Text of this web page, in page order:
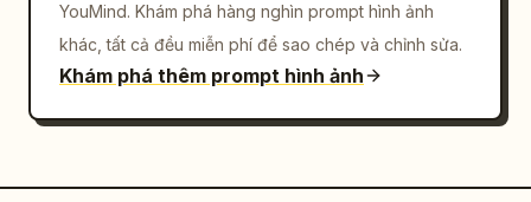
회색 글자의 대형 매장 로고를 배치하세요. 서비스
구역에는 흰색 타일로 된 앞 카운터 1개, 카운터 위
대형 은색 데스크톱 컴퓨터 1대, 크림색 셔츠와 베
이지색 앞치마를 착용한 직원 1명, 그리고 뒷벽에
Classic이라고 적힌 조명 메뉴판 4개가 있어야 합
YouMind. Khám phá hàng nghìn prompt hình ảnh
khác, tất cả đều miễn phí để sao chép và chỉnh sửa.
Khám phá thêm prompt hình ảnh